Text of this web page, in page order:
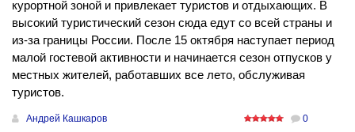
курортной зоной и привлекает туристов и отдыхающих. В
высокий туристический сезон сюда едут со всей страны и
из-за границы России. После 15 октября наступает период
малой гостевой активности и начинается сезон отпусков у
местных жителей, работавших все лето, обслуживая
туристов.
Андрей Кашкаров 0